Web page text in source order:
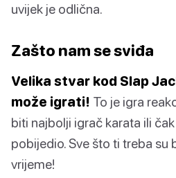
uvijek je odlična.
Zašto nam se sviđa
Velika stvar kod Slap
može igrati! To je igra
biti najbolji igrač karata ili
pobijedio. Sve što ti treba su
vrijeme!